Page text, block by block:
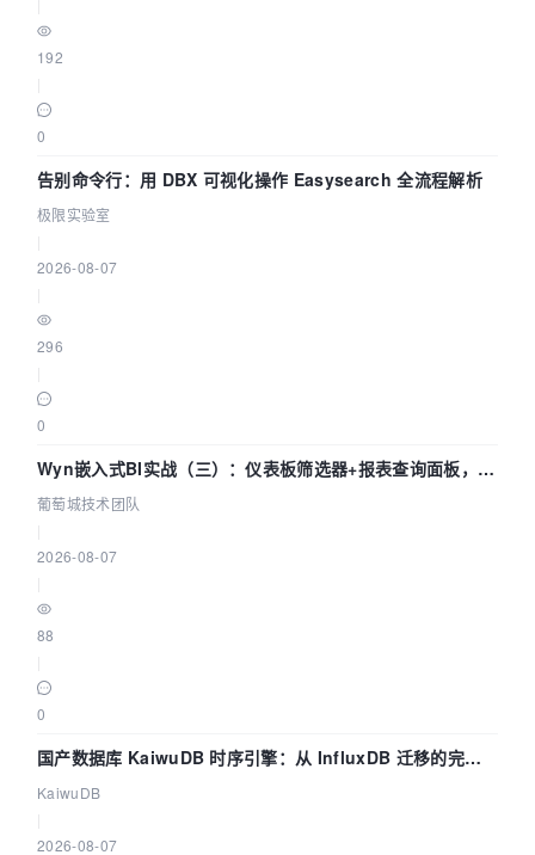
192
0
告别命令行：用 DBX 可视化操作 Easysearch 全流程解析
极限实验室
2026-08-07
296
0
Wyn嵌入式BI实战（三）：仪表板筛选器+报表查询面板，参
数联动全闭环
葡萄城技术团队
2026-08-07
88
0
国产数据库 KaiwuDB 时序引擎：从 InfluxDB 迁移的完整
技术路径
KaiwuDB
2026-08-07